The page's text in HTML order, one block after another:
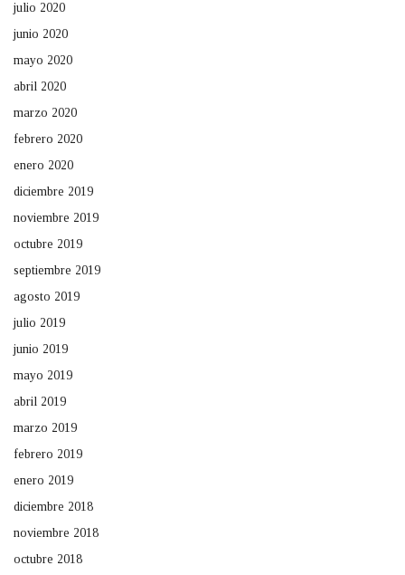
julio 2020
junio 2020
mayo 2020
abril 2020
marzo 2020
febrero 2020
enero 2020
diciembre 2019
noviembre 2019
octubre 2019
septiembre 2019
agosto 2019
julio 2019
junio 2019
mayo 2019
abril 2019
marzo 2019
febrero 2019
enero 2019
diciembre 2018
noviembre 2018
octubre 2018